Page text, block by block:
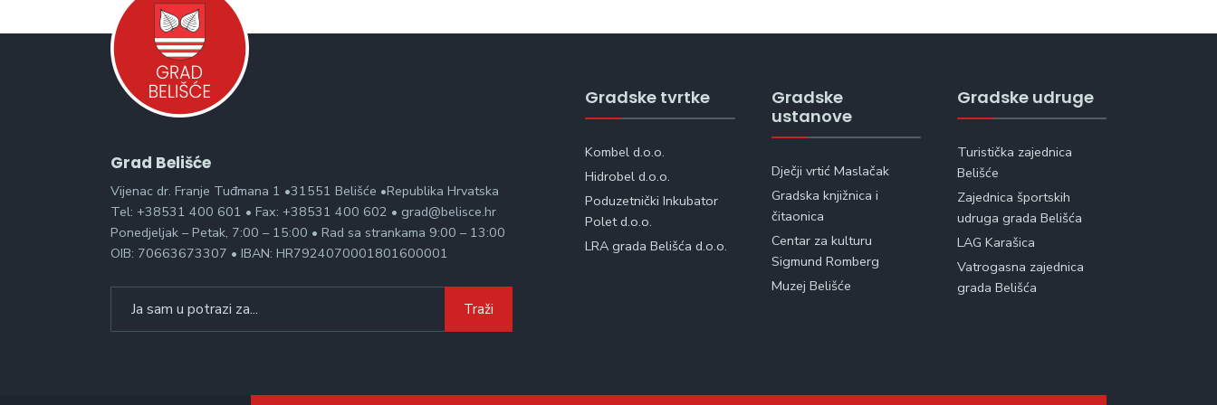
Grad Belišće
Vijenac dr. Franje Tuđmana 1 •31551 Belišće •Republika Hrvatska
Tel: +38531 400 601 • Fax: +38531 400 602 • grad@belisce.hr
Ponedjeljak – Petak, 7:00 – 15:00 • Rad sa strankama 9:00 – 13:00
OIB: 70663673307 • IBAN: HR7924070001801600001
Traži
Gradske tvrtke
Kombel d.o.o.
Hidrobel d.o.o.
Poduzetnički Inkubator
Polet d.o.o.
LRA grada Belišća d.o.o.
Gradske
ustanove
Dječji vrtić Maslačak
Gradska knjižnica i
čitaonica
Centar za kulturu
Sigmund Romberg
Muzej Belišće
Gradske udruge
Turistička zajednica
Belišće
Zajednica športskih
udruga grada Belišća
LAG Karašica
Vatrogasna zajednica
grada Belišća